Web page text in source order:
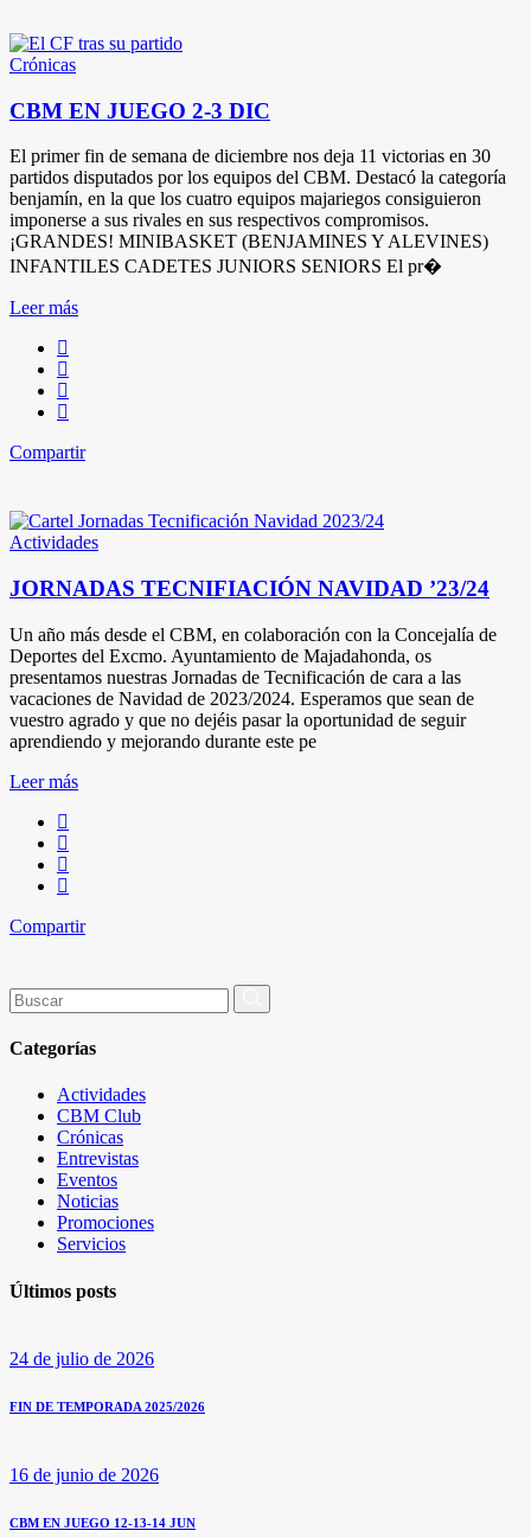
Crónicas
CBM EN JUEGO 2-3 DIC
El primer fin de semana de diciembre nos deja 11 victorias en 30
partidos disputados por los equipos del CBM. Destacó la categoría
benjamín, en la que los cuatro equipos majariegos consiguieron
imponerse a sus rivales en sus respectivos compromisos.
¡GRANDES! MINIBASKET (BENJAMINES Y ALEVINES)
INFANTILES CADETES JUNIORS SENIORS El pr�
Leer más
Compartir
Actividades
JORNADAS TECNIFIACIÓN NAVIDAD ’23/24
Un año más desde el CBM, en colaboración con la Concejalía de
Deportes del Excmo. Ayuntamiento de Majadahonda, os
presentamos nuestras Jornadas de Tecnificación de cara a las
vacaciones de Navidad de 2023/2024. Esperamos que sean de
vuestro agrado y que no dejéis pasar la oportunidad de seguir
aprendiendo y mejorando durante este pe
Leer más
Compartir
Buscar
por:
Categorías
Actividades
CBM Club
Crónicas
Entrevistas
Eventos
Noticias
Promociones
Servicios
Últimos posts
24 de julio de 2026
FIN DE TEMPORADA 2025/2026
16 de junio de 2026
CBM EN JUEGO 12-13-14 JUN